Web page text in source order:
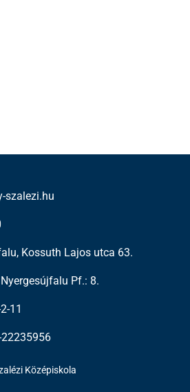
szalezi.hu
Kossuth Lajos utca 63.
Pf.: 8.
11
Középiskola